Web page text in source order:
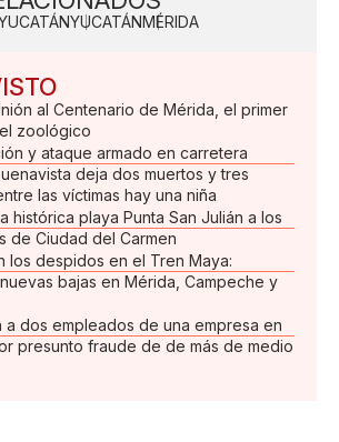
YUCATÁNMÉRIDA
al Centenario de Mérida, el primer
zoológico
y ataque armado en carretera
deja dos muertos y tres
las víctimas hay una niña
histórica playa Punta San Julián a los
de Ciudad del Carmen
los despidos en el Tren Maya:
bajas en Mérida, Campeche y
a dos empleados de una empresa en
presunto fraude de de más de medio